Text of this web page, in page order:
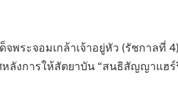
พระจอมเกล้าเจ้าอยู่หัว (รัชกาล
หลังการให้สัตยาบัน “สนธิสัญญาแฮร์